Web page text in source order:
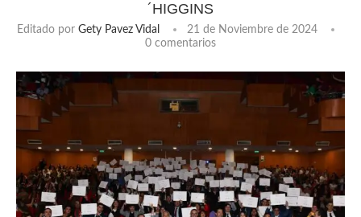
´HIGGINS
Editado por Gety Pavez Vidal
21 de Noviembre de 2024
0 comentarios